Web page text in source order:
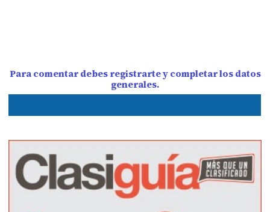
Para comentar debes registrarte y completar los datos
generales.